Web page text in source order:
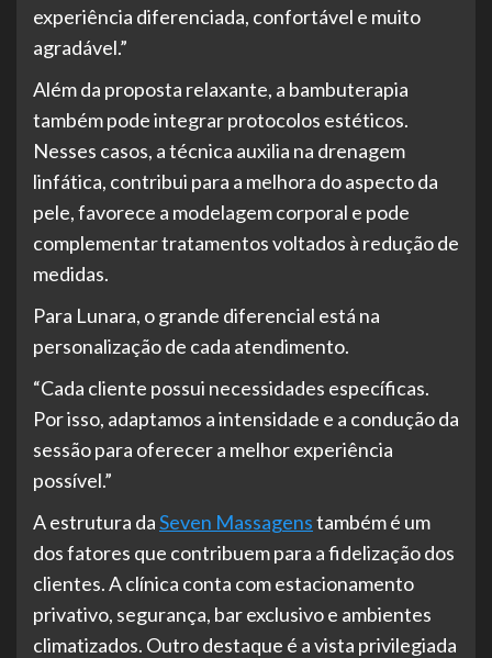
experiência diferenciada, confortável e muito
agradável.”
Além da proposta relaxante, a bambuterapia
também pode integrar protocolos estéticos.
Nesses casos, a técnica auxilia na drenagem
linfática, contribui para a melhora do aspecto da
pele, favorece a modelagem corporal e pode
complementar tratamentos voltados à redução de
medidas.
Para Lunara, o grande diferencial está na
personalização de cada atendimento.
“Cada cliente possui necessidades específicas.
Por isso, adaptamos a intensidade e a condução da
sessão para oferecer a melhor experiência
possível.”
A estrutura daSeven Massagenstambém é um
dos fatores que contribuem para a fidelização dos
clientes. A clínica conta com estacionamento
privativo, segurança, bar exclusivo e ambientes
climatizados. Outro destaque é a vista privilegiada